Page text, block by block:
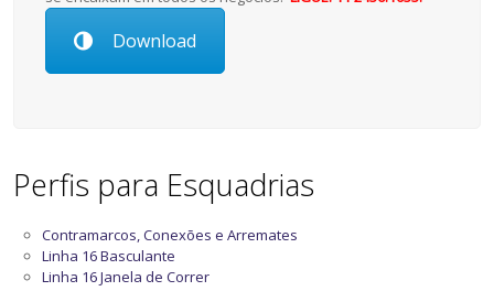
Download
Perfis para Esquadrias
Contramarcos, Conexões e Arremates
Linha 16 Basculante
Linha 16 Janela de Correr